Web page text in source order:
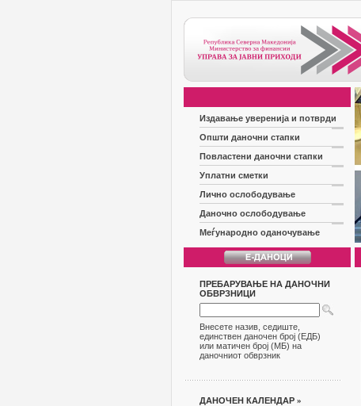
Издавање уверенија и потврди
Општи даночни стапки
Повластени даночни стапки
Уплатни сметки
Лично ослободување
Даночно ослободување
Меѓународно оданочување
ПРЕБАРУВАЊЕ НА ДАНОЧНИ
ОБВРЗНИЦИ
Внесете назив, седиште,
единствен даночен број (ЕДБ)
или матичен број (МБ) на
даночниот обврзник
ДАНОЧЕН КАЛЕНДАР »